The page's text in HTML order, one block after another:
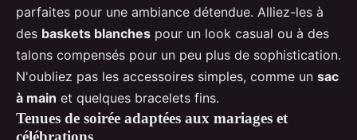
parfaites pour une ambiance détendue. Alliez-les à
des baskets blanches pour un look casual ou à des
talons compensés pour un peu plus de sophistication.
N'oubliez pas les accessoires simples, comme un sac
à main et quelques bracelets fins.
Tenues de soirée adaptées aux mariages et
célébrations